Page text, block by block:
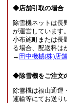
◆店舗引取の場合
除雪機ネットは長
が運営しています
小布施町または長
る場合、配送料は
→ 田中機械(株)店
◆除雪機をご注文
除雪機は福山通運
運輸等にてお送り